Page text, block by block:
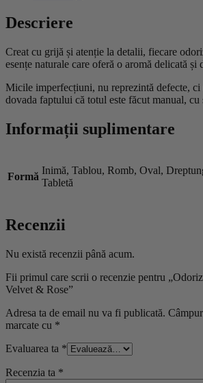
Descriere
Creat cu grijă și atenție la detalii, fiecare
esențe naturale care oferă o aromă delicată și
Micile imperfecțiuni, nu reprezintă defecte, ci
dovada faptului că totul este făcut manual, cu
Informații suplimentare
Formă
Inimă, Tablou, Romb, Oval,
Tabletă
Recenzii
Nu există recenzii până acum.
Fii primul care scrii o recenzie pentru
Velvet & Rose”
Adresa ta de email nu va fi publicată.
marcate cu *
Evaluarea ta *
Recenzia ta *